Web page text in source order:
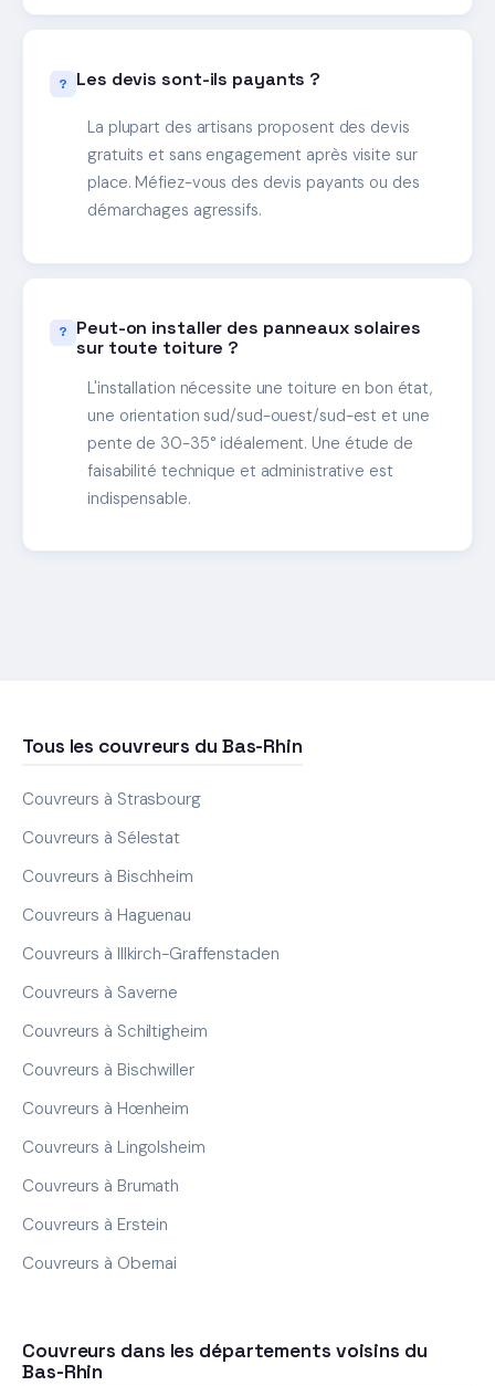
Les devis sont-ils payants ?
La plupart des artisans proposent des devis
gratuits et sans engagement après visite sur
place. Méfiez-vous des devis payants ou des
démarchages agressifs.
Peut-on installer des panneaux solaires
sur toute toiture ?
L'installation nécessite une toiture en bon état,
une orientation sud/sud-ouest/sud-est et une
pente de 30-35° idéalement. Une étude de
faisabilité technique et administrative est
indispensable.
Tous les couvreurs du Bas-Rhin
Couvreurs à Strasbourg
Couvreurs à Sélestat
Couvreurs à Bischheim
Couvreurs à Haguenau
Couvreurs à Illkirch-Graffenstaden
Couvreurs à Saverne
Couvreurs à Schiltigheim
Couvreurs à Bischwiller
Couvreurs à Hœnheim
Couvreurs à Lingolsheim
Couvreurs à Brumath
Couvreurs à Erstein
Couvreurs à Obernai
Couvreurs dans les départements voisins du
Bas-Rhin